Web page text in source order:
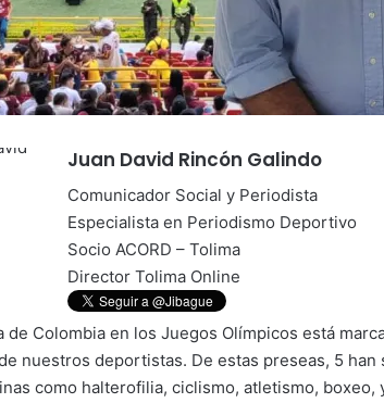
Juan David Rincón Galindo
Comunicador Social y Periodista
Especialista en Periodismo Deportivo
Socio ACORD – Tolima
Director Tolima Online
de Colombia en los Juegos Olímpicos está
nuestros deportistas. De estas preseas, 5
como halterofilia, ciclismo, atletismo, boxeo,